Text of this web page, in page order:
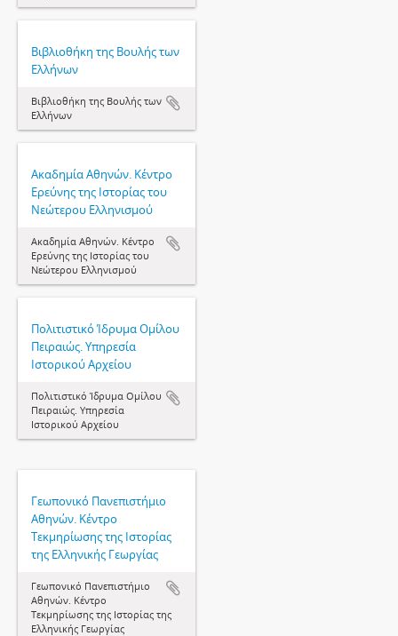
Βιβλιοθήκη της Βουλής των
Ελλήνων
Βιβλιοθήκη της Βουλής των
Ελλήνων
Ακαδημία Αθηνών. Κέντρο
Ερεύνης της Ιστορίας του
Νεώτερου Ελληνισμού
Ακαδημία Αθηνών. Κέντρο
Ερεύνης της Ιστορίας του
Νεώτερου Ελληνισμού
Πολιτιστικό Ίδρυμα Ομίλου
Πειραιώς. Υπηρεσία
Ιστορικού Αρχείου
Πολιτιστικό Ίδρυμα Ομίλου
Πειραιώς. Υπηρεσία
Ιστορικού Αρχείου
Γεωπονικό Πανεπιστήμιο
Αθηνών. Κέντρο
Τεκμηρίωσης της Ιστορίας
της Ελληνικής Γεωργίας
Γεωπονικό Πανεπιστήμιο
Αθηνών. Κέντρο
Τεκμηρίωσης της Ιστορίας της
Ελληνικής Γεωργίας